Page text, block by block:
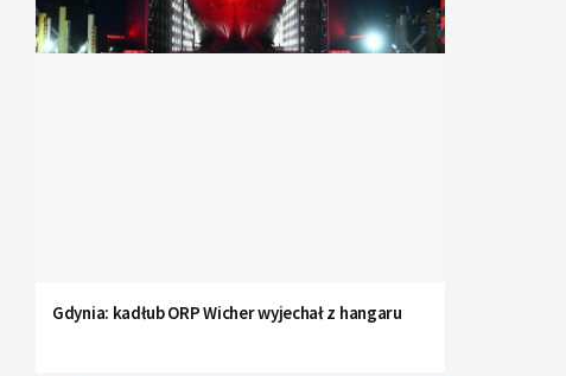
Gdynia: kadłub ORP Wicher wyjechał z hangaru